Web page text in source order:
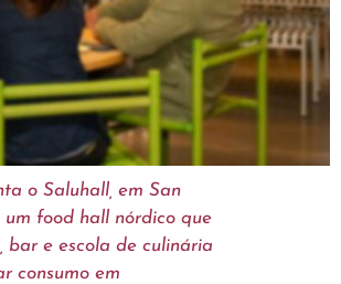
o Saluhall, em San
um food hall nórdico que
bar e escola de culinária
consumo em